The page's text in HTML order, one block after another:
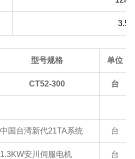
3.5T
型号规格 单位
CT52-300 台
中国台湾新代21TA系统 台
1.3KW安川伺服电机 台